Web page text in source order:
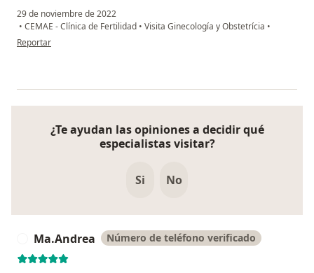
29 de noviembre de 2022
• CEMAE - Clínica de Fertilidad • Visita Ginecología y Obstetrícia •
en opinión del usuario Paciente
Reportar
¿Te ayudan las opiniones a decidir qué
especialistas visitar?
Si No
Ma.Andrea Número de teléfono verificado